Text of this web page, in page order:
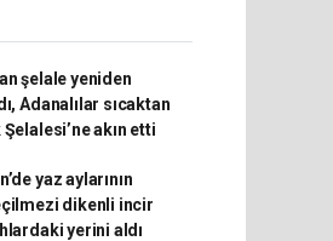
şelale yeniden
Adanalılar sıcaktan
Şelalesi’ne akın etti
yaz aylarının
dikenli incir
yerini aldı